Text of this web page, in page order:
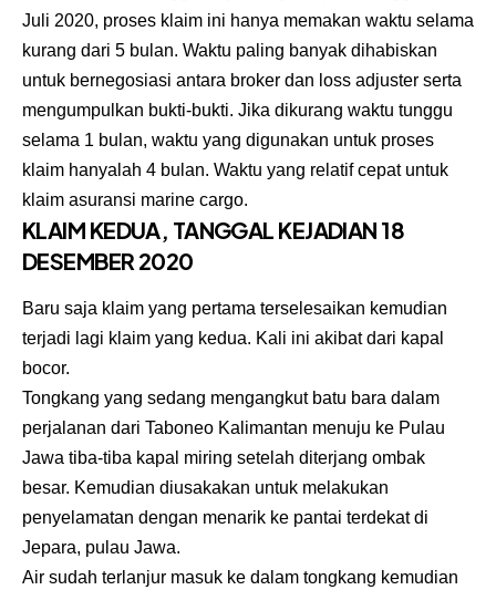
Juli 2020, proses klaim ini hanya memakan waktu selama
kurang dari 5 bulan. Waktu paling banyak dihabiskan
untuk bernegosiasi antara broker dan loss adjuster serta
mengumpulkan bukti-bukti. Jika dikurang waktu tunggu
selama 1 bulan, waktu yang digunakan untuk proses
klaim hanyalah 4 bulan. Waktu yang relatif cepat untuk
klaim asuransi marine cargo.
KLAIM KEDUA, TANGGAL KEJADIAN 18
DESEMBER 2020
Baru saja klaim yang pertama terselesaikan kemudian
terjadi lagi klaim yang kedua. Kali ini akibat dari kapal
bocor.
Tongkang yang sedang mengangkut batu bara dalam
perjalanan dari Taboneo Kalimantan menuju ke Pulau
Jawa tiba-tiba kapal miring setelah diterjang ombak
besar. Kemudian diusakakan untuk melakukan
penyelamatan dengan menarik ke pantai terdekat di
Jepara, pulau Jawa.
Air sudah terlanjur masuk ke dalam tongkang kemudian